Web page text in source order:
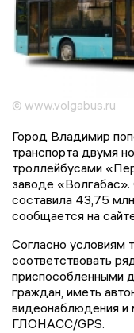
© www.volgabus.ru
Город Владимир
транспорта двумя
троллейбусами
заводе
составила 43,75
сообщается на
Согласно условиям
соответствовать
приспособленными
граждан, иметь
видеонаблюдения и
ГЛОНАСС/GPS.